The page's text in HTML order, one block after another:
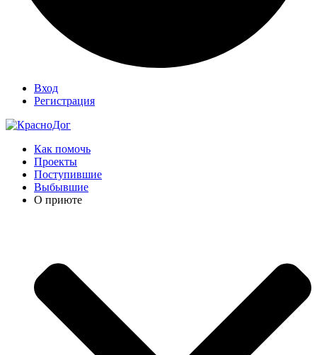
Вход
Регистрация
Как помочь
Проекты
Поступившие
Выбывшие
О приюте